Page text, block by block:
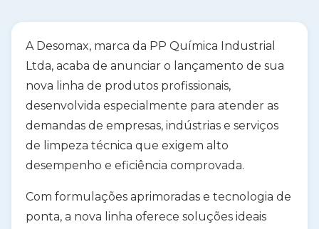
A Desomax, marca da PP Química Industrial
Ltda, acaba de anunciar o lançamento de sua
nova linha de produtos profissionais,
desenvolvida especialmente para atender as
demandas de empresas, indústrias e serviços
de limpeza técnica que exigem alto
desempenho e eficiência comprovada.
Com formulações aprimoradas e tecnologia de
ponta, a nova linha oferece soluções ideais